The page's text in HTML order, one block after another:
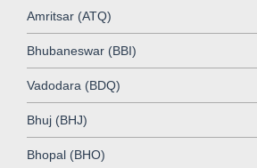
Amritsar (ATQ)
Bhubaneswar (BBI)
Vadodara (BDQ)
Bhuj (BHJ)
Bhopal (BHO)